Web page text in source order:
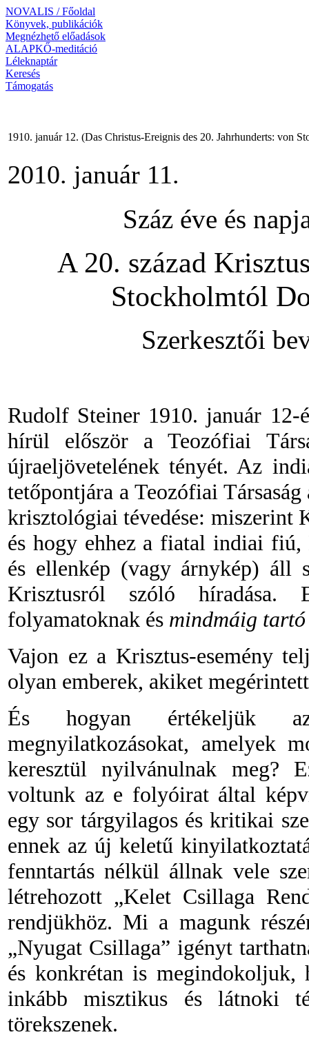
NOVALIS / Főoldal
Könyvek, publikációk
Megnézhető előadások
ALAPKŐ-meditáció
Léleknaptár
Keresés
Támogatás
1910. január 12. (Das Christus-Ereignis des 20. Jahrhunderts: von
2010. január 11.
Száz éve és
A 20. század
Stockholmtól
Szerkesztői
Rudolf Steiner 1910. január
hírül először a Teozófiai
újraeljövetelének tényét. Az
tetőpontjára a Teozófiai
krisztológiai tévedése: miszerint
és hogy ehhez a fiatal indiai
és ellenkép (vagy árnykép) áll
Krisztusról szóló híradása.
folyamatoknak és mindmáig
Vajon ez a Krisztus-esemény
olyan emberek, akiket
És hogyan értékeljük
megnyilatkozásokat, amelyek
keresztül nyilvánulnak meg?
voltunk az e folyóirat által
egy sor tárgyilagos és kritikai
ennek az új keletű
fenntartás nélkül állnak vele
létrehozott „Kelet Csillaga
rendjükhöz. Mi a magunk
„Nyugat Csillaga” igényt
és konkrétan is
inkább misztikus és látnoki
törekszenek.